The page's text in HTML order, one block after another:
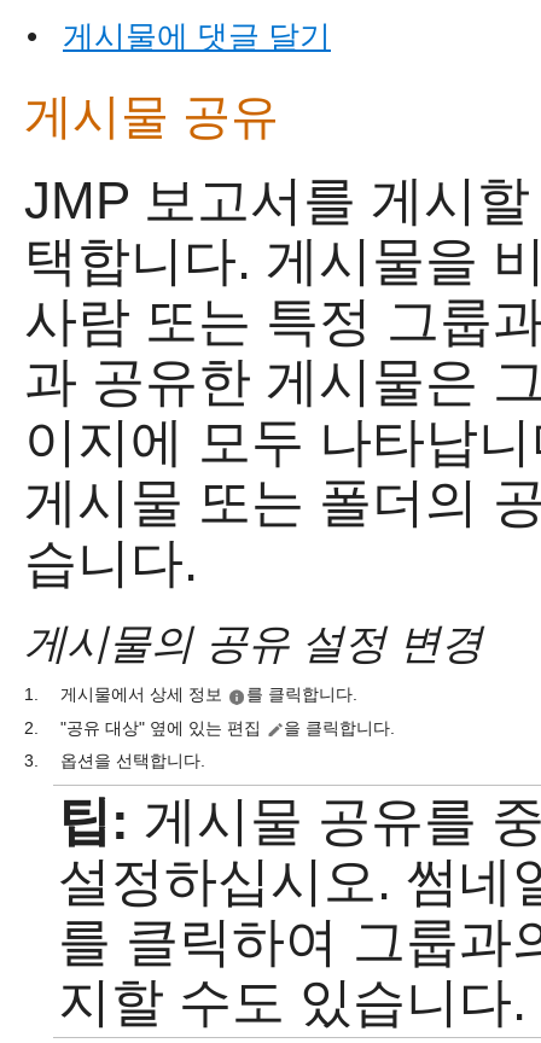
•
게시물에 댓글 달기
게시물 공유
JMP 보고서를 게시
택합니다. 게시물을
사람 또는 특정 그룹
과 공유한 게시물은
이지에 모두 나타납
게시물 또는 폴더의
습니다.
게시물의 공유 설정 변경
1. 게시물에서 상세 정보
를 클릭합니다.
2.
"공유 대상" 옆에 있는 편집
을 클릭합니다.
3.
옵션을 선택합니다.
팁: 게시물 공유를
설정하십시오. 썸네
를 클릭하여 그룹과
지할 수도 있습니다.